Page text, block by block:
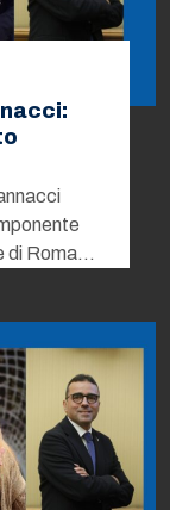
di Roma…